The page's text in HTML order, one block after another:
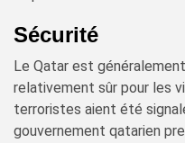
Sécurité
Le Qatar est
relativement sûr pour les
terroristes aient été
gouvernement qatarien